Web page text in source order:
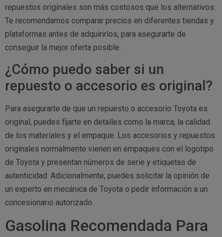
repuestos originales son más costosos que los alternativos.
Te recomendamos comparar precios en diferentes tiendas y
plataformas antes de adquirirlos, para asegurarte de
conseguir la mejor oferta posible.
¿Cómo puedo saber si un
repuesto o accesorio es original?
Para asegurarte de que un repuesto o accesorio Toyota es
original, puedes fijarte en detalles como la marca, la calidad
de los materiales y el empaque. Los accesorios y repuestos
originales normalmente vienen en empaques con el logotipo
de Toyota y presentan números de serie y etiquetas de
autenticidad. Adicionalmente, puedes solicitar la opinión de
un experto en mecánica de Toyota o pedir información a un
concesionario autorizado.
Gasolina Recomendada Para